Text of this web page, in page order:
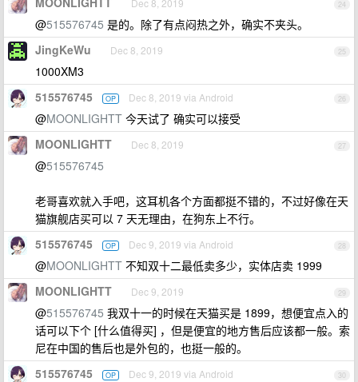
24
Dec 8, 2019
@515576745 是的。除了有点闷热之外，确实不夹头。
25
JingKeWu Dec 8, 2019
1000XM3
26
515576745 OP Dec 8, 2019 via Android
@MOONLIGHTT 今天试了 确实可以接受
27
MOONLIGHTT Dec 8, 2019
@515576745
老哥喜欢就入手吧，这耳机各个方面都挺不错的，不过好像在天
猫旗舰店买可以 7 天无理由，在狗东上不行。
28
515576745 OP Dec 9, 2019 via Android
@MOONLIGHTT 不知双十二最低卖多少，实体店卖 1999
29
MOONLIGHTT Dec 9, 2019
@515576745 我双十一的时候在天猫买是 1899，想便宜点入的
话可以下个 [什么值得买] ，但是便宜的地方售后应该都一般。索
尼在中国的售后也是外包的，也挺一般的。
30
515576745 OP Dec 9, 2019 via Android